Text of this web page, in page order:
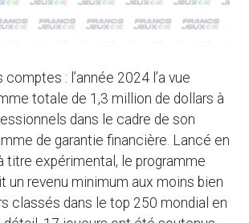
comptes : l’année 2024 l’a vue
totale de 1,3 million de dollars à
dans le cadre de son
de garantie financière. Lancé en
titre expérimental, le programme
un revenu minimum aux moins bien
classés dans le top 250 mondial en